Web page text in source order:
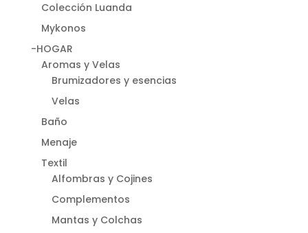
Colección Luanda
Mykonos
-HOGAR
Aromas y Velas
Brumizadores y esencias
Velas
Baño
Menaje
Textil
Alfombras y Cojines
Complementos
Mantas y Colchas